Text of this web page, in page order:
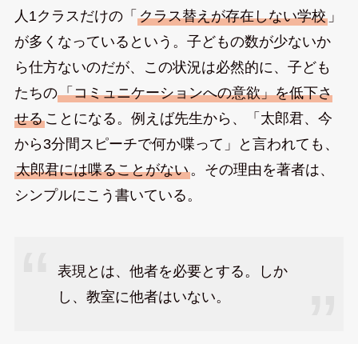
人1クラスだけの「 クラス替えが存在しない学校」
が多くなっているという。子どもの数が少ないか
ら仕方ないのだが、この状況は必然的に、子ども
たちの「コミュニケーションへの意欲」を低下さ
せることになる。例えば先生から、「太郎君、今
から3分間スピーチで何か喋って」と言われても、
太郎君には喋ることがない。その理由を著者は、
シンプルにこう書いている。
表現とは、他者を必要とする。しか
し、教室に他者はいない。